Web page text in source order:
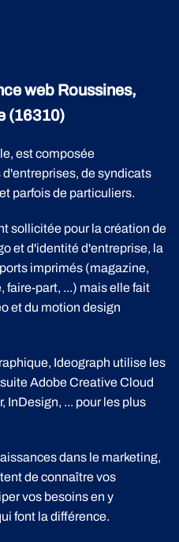
web Roussines,
(16310)
est composée
de syndicats
parfois de particuliers.
sollicitée pour la création de
et d'identité d'entreprise, la
imprimés (magazine,
faire-part, ...) mais elle fait
et du motion design
Ideograph utilise les
Adobe Creative Cloud
InDesign, ... pour les plus
dans le marketing,
de connaître vos
vos besoins en y
font la différence.